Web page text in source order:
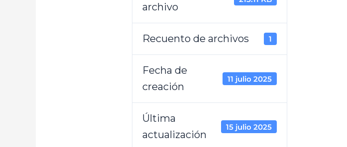
archivo
Recuento de archivos 1
Fecha de
creación
11 julio 2025
Última
actualización
15 julio 2025